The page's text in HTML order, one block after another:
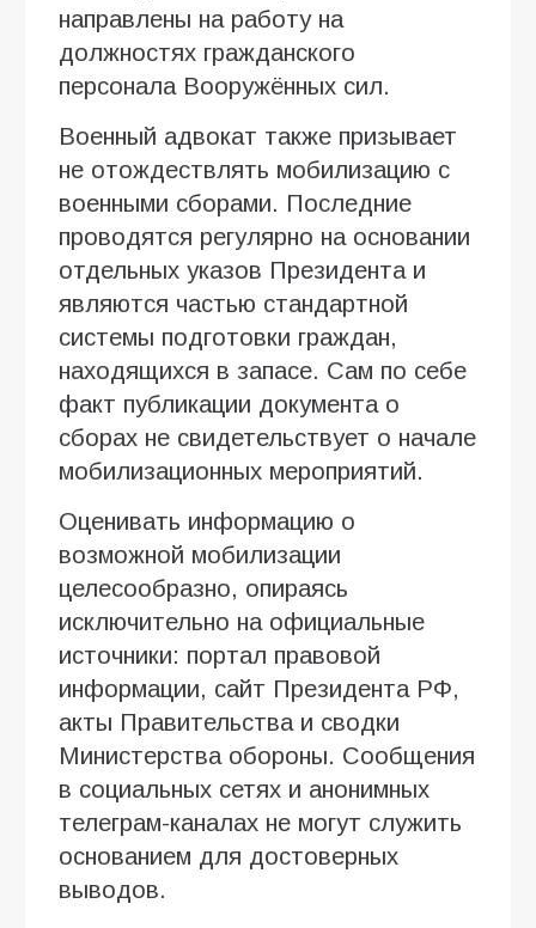
направлены на работу на
должностях гражданского
персонала Вооружённых сил.
Военный адвокат также призывает
не отождествлять мобилизацию с
военными сборами. Последние
проводятся регулярно на основании
отдельных указов Президента и
являются частью стандартной
системы подготовки граждан,
находящихся в запасе. Сам по себе
факт публикации документа о
сборах не свидетельствует о начале
мобилизационных мероприятий.
Оценивать информацию о
возможной мобилизации
целесообразно, опираясь
исключительно на официальные
источники: портал правовой
информации, сайт Президента РФ,
акты Правительства и сводки
Министерства обороны. Сообщения
в социальных сетях и анонимных
телеграм-каналах не могут служить
основанием для достоверных
выводов.